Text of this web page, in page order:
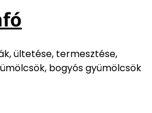
ültetése, termesztése,
bogyós gyümölcsök